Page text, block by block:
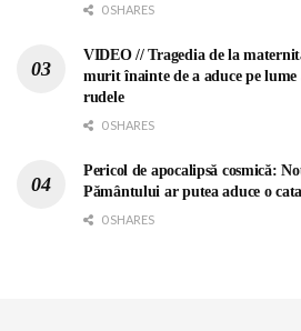
0 SHARES
VIDEO // Tragedia de la
murit înainte de a aduce pe
rudele
0 SHARES
Pericol de apocalipsă cosmică:
Pământului ar putea aduce o
0 SHARES